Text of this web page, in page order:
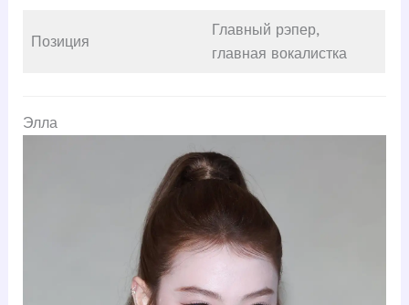
Позиция
Главный рэпер,
главная вокалистка
Элла